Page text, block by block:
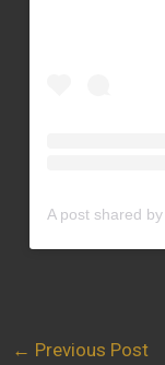
← Previous Post